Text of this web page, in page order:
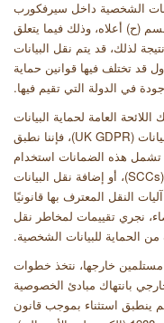
الشخصية داخل سيرفكورب
(ح) أعلاه، وذلك فيما يتعلق
لذلك، قد يتم نقل البيانات
قد تختلف فيها قوانين حماية
في الدولة التي تقيم فيها.
العامة لحماية البيانات
(UK GDPR)
، فإننا نطبق
تشمل هذه الضمانات استخدام
(SCCs)
، أو إضافة نقل البيانات
النقل المعترف بها قانونيًا
نجري تقييمات لمخاطر نقل
الحماية للبيانات الشخصية.
مستلمين خارجها، نتخذ خطوات
بانتهاك مبادئ الخصوصية
لم ينطبق استثناء بموجب قانون